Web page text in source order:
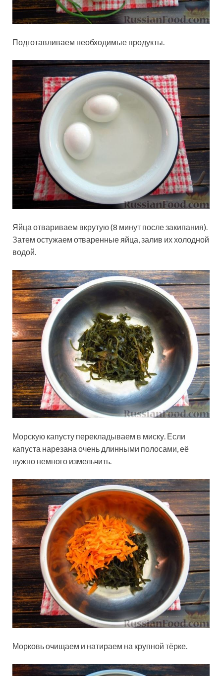
Подготавливаем необходимые продукты.
Яйца отвариваем вкрутую (8 минут после закипания).
Затем остужаем отваренные яйца, залив их холодной
водой.
Морскую капусту перекладываем в миску. Если
капуста нарезана очень длинными полосами, её
нужно немного измельчить.
Морковь очищаем и натираем на крупной тёрке.